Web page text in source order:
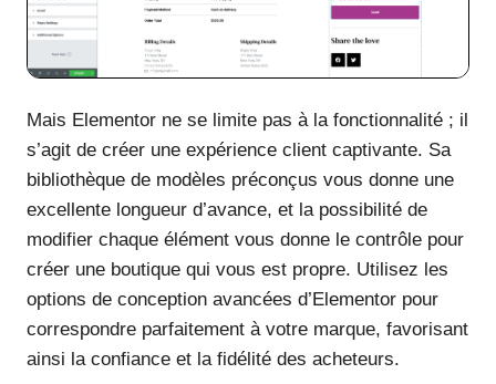
Mais Elementor ne se limite pas à la fonctionnalité ; il
s’agit de créer une expérience client captivante. Sa
bibliothèque de modèles préconçus vous donne une
excellente longueur d’avance, et la possibilité de
modifier chaque élément vous donne le contrôle pour
créer une boutique qui vous est propre. Utilisez les
options de conception avancées d’Elementor pour
correspondre parfaitement à votre marque, favorisant
ainsi la confiance et la fidélité des acheteurs.